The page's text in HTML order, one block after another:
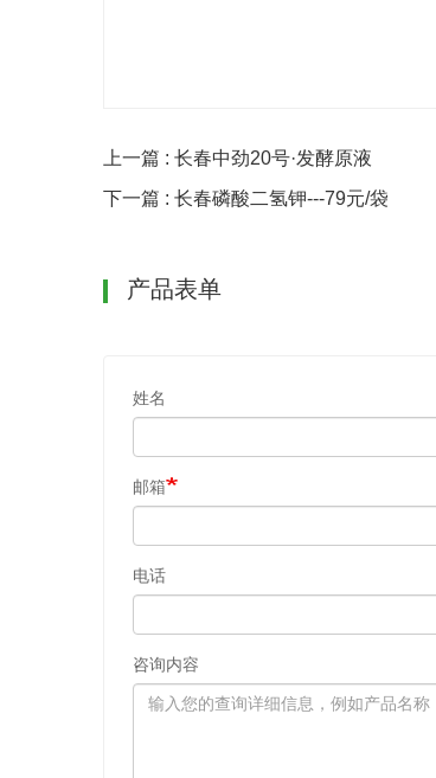
上一篇 : 长春中劲20号·发酵原液
下一篇 : 长春磷酸二氢钾---79元/袋
产品表单
姓名
邮箱
电话
咨询内容